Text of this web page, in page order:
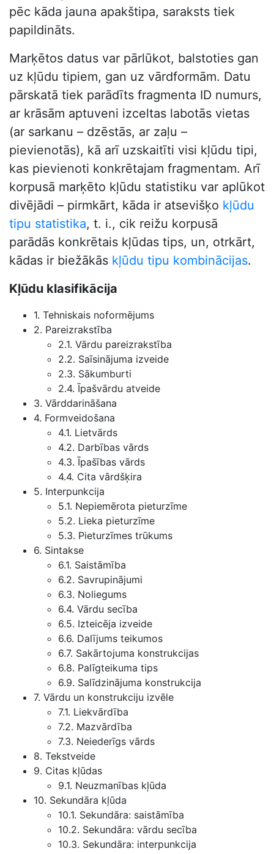
pēc kāda jauna apakštipa, saraksts tiek
papildināts.
Marķētos datus var pārlūkot, balstoties gan
uz kļūdu tipiem, gan uz vārdformām. Datu
pārskatā tiek parādīts fragmenta ID numurs,
ar krāsām aptuveni izceltas labotās vietas
(ar sarkanu – dzēstās, ar zaļu –
pievienotās), kā arī uzskaitīti visi kļūdu tipi,
kas pievienoti konkrētajam fragmentam. Arī
korpusā marķēto kļūdu statistiku var aplūkot
divējādi – pirmkārt, kāda ir atsevišķo kļūdu
tipu statistika, t. i., cik reižu korpusā
parādās konkrētais kļūdas tips, un, otrkārt,
kādas ir biežākās kļūdu tipu kombinācijas.
Kļūdu klasifikācija
1. Tehniskais noformējums
2. Pareizrakstība
2.1. Vārdu pareizrakstība
2.2. Saīsinājuma izveide
2.3. Sākumburti
2.4. Īpašvārdu atveide
3. Vārddarināšana
4. Formveidošana
4.1. Lietvārds
4.2. Darbības vārds
4.3. Īpašības vārds
4.4. Cita vārdšķira
5. Interpunkcija
5.1. Nepiemērota pieturzīme
5.2. Lieka pieturzīme
5.3. Pieturzīmes trūkums
6. Sintakse
6.1. Saistāmība
6.2. Savrupinājumi
6.3. Noliegums
6.4. Vārdu secība
6.5. Izteicēja izveide
6.6. Dalījums teikumos
6.7. Sakārtojuma konstrukcijas
6.8. Palīgteikuma tips
6.9. Salīdzinājuma konstrukcija
7. Vārdu un konstrukciju izvēle
7.1. Liekvārdība
7.2. Mazvārdība
7.3. Neiederīgs vārds
8. Tekstveide
9. Citas kļūdas
9.1. Neuzmanības kļūda
10. Sekundāra kļūda
10.1. Sekundāra: saistāmība
10.2. Sekundāra: vārdu secība
10.3. Sekundāra: interpunkcija